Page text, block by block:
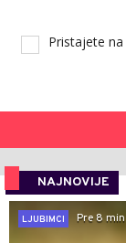
Pristajete na
NAJNOVIJE
LJUBIMCI
Pre 8 min